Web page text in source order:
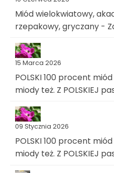
Miód wielokwiatowy,
rzepakowy, gryczany -
15 Marca 2026
POLSKI 100 procent
miody też. Z POLSKIEJ
09 Stycznia 2026
POLSKI 100 procent
miody też. Z POLSKIEJ